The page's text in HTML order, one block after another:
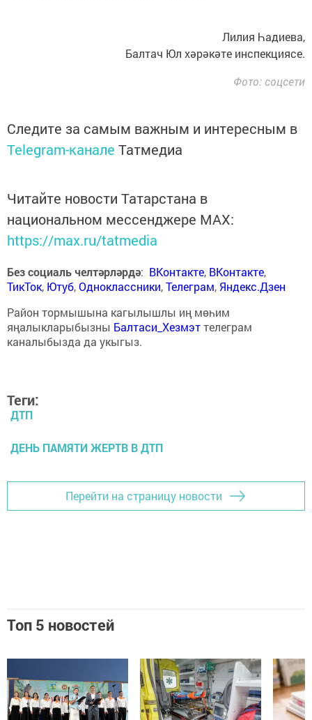
Лилия Һадиева,
Балтач Юл хәрәкәте инспекциясе.
Фото: соцсети
Следите за самым важным и интересным в
Telegram-канале Татмедиа
Читайте новости Татарстана в
национальном мессенджере MАХ:
https://max.ru/tatmedia
Без социаль челтәрләрдә: ВКонтакте, ВКонтакте,
ТикТок, Ютуб,Одноклассники,Телеграм, Яндекс.Дзен
Район тормышына кагылышлы иң мөһим
яңалыкларыбызны Балтаси_Хезмэттелеграм
каналыбызда да укыгыз.
Теги:
ДТП
ДЕНЬ ПАМЯТИ ЖЕРТВ В ДТП
Перейти на страницу новости
Топ 5 новостей